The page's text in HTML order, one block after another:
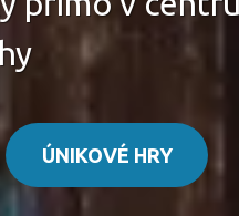
ÚNIKOVÉ HRY